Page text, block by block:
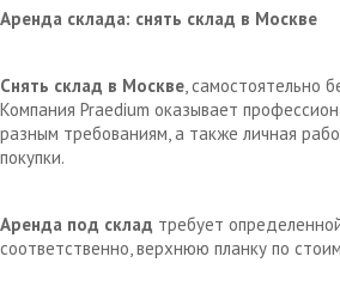
Аренда склада: снять склад в Москве
Снять склад в Москве, самостоятельно
Компания Praedium оказывает
разным требованиям, а также личная
покупки.
Аренда под склад требует
соответственно, верхнюю планку по